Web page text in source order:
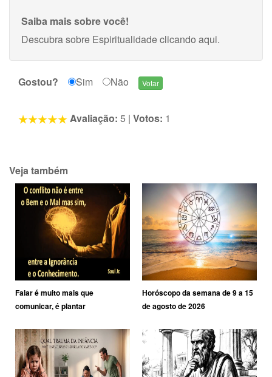
Saiba mais sobre você!
Descubra sobre Espiritualidadeclicando aqui.
Gostou? Sim Não
Avaliação: 5 | Votos: 1
Veja também
Falar é muito mais que
comunicar, é plantar
Horóscopo da semana de 9 a 15
de agosto de 2026